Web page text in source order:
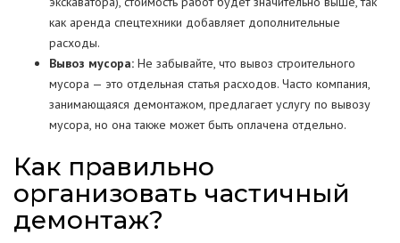
как аренда спецтехники добавляет дополнительные
расходы.
Вывоз мусора: Не забывайте, что вывоз строительного
мусора — это отдельная статья расходов. Часто компания,
занимающаяся демонтажом, предлагает услугу по вывозу
мусора, но она также может быть оплачена отдельно.
Как правильно
организовать частичный
демонтаж?